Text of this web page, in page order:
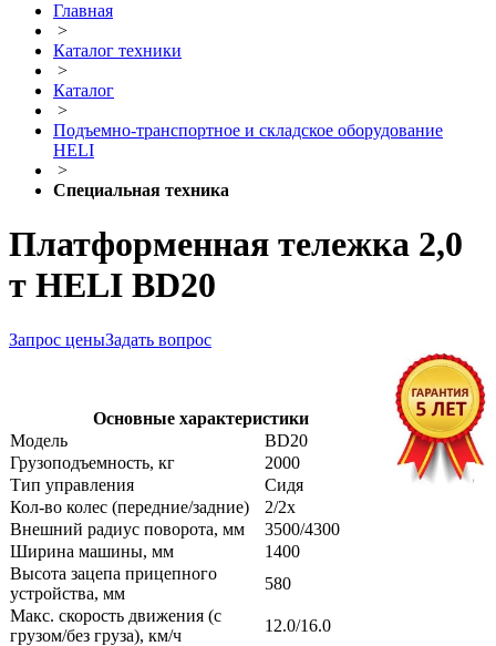
Главная
>
Каталог техники
>
Каталог
>
Подъемно-транспортное и складское оборудование
HELI
>
Специальная техника
Платформенная тележка 2,0
т HELI BD20
Запрос ценыЗадать вопрос
Основные характеристики
Модель
BD20
Грузоподъемность, кг
2000
Тип управления
Сидя
Кол-во колес (передние/задние)
2/2x
Внешний радиус поворота, мм
3500/4300
Ширина машины, мм
1400
Высота зацепа прицепного
устройства, мм
580
Макс. скорость движения (с
грузом/без груза), км/ч
12.0/16.0